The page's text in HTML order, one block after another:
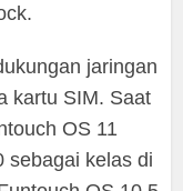
jaringan
kartu SIM. Saat
OS 11
sebagai kelas di